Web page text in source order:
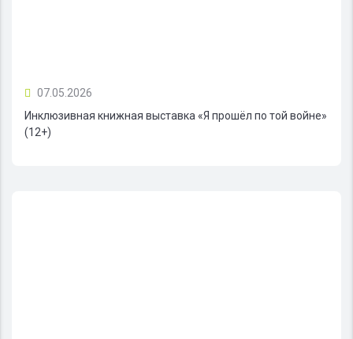
07.05.2026
Инклюзивная книжная выставка «Я прошёл по той войне»
(12+)